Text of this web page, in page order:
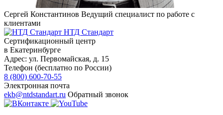
Сергей Константинов Ведущий специалист по работе с
клиентами
НТД Стандарт
Сертификационный центр
в Екатеринбурге
Адрес: ул. Первомайская, д. 15
Телефон (бесплатно по России)
8 (800) 600-70-55
Электронная почта
ekb@ntdstandart.ru Обратный звонок